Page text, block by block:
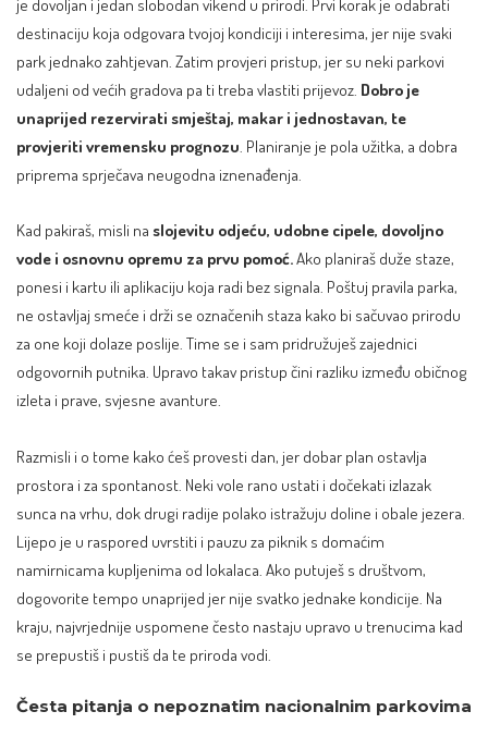
destinaciju koja odgovara tvojoj kondiciji i interesima, jer nije svaki
park jednako zahtjevan. Zatim provjeri pristup, jer su neki parkovi
udaljeni od većih gradova pa ti treba vlastiti prijevoz. Dobro je
unaprijed rezervirati smještaj, makar i jednostavan, te
provjeriti vremensku prognozu . Planiranje je pola užitka, a dobra
priprema sprječava neugodna iznenađenja.
Kad pakiraš, misli na slojevitu odjeću, udobne cipele, dovoljno
vode i osnovnu opremu za prvu pomoć.Ako planiraš duže staze,
ponesi i kartu ili aplikaciju koja radi bez signala. Poštuj pravila parka,
ne ostavljaj smeće i drži se označenih staza kako bi sačuvao prirodu
za one koji dolaze poslije. Time se i sam pridružuješ zajednici
odgovornih putnika. Upravo takav pristup čini razliku između običnog
izleta i prave, svjesne avanture.
Razmisli i o tome kako ćeš provesti dan, jer dobar plan ostavlja
prostora i za spontanost. Neki vole rano ustati i dočekati izlazak
sunca na vrhu, dok drugi radije polako istražuju doline i obale jezera.
Lijepo je u raspored uvrstiti i pauzu za piknik s domaćim
namirnicama kupljenima od lokalaca. Ako putuješ s društvom,
dogovorite tempo unaprijed jer nije svatko jednake kondicije. Na
kraju, najvrjednije uspomene često nastaju upravo u trenucima kad
se prepustiš i pustiš da te priroda vodi.
Česta pitanja o nepoznatim nacionalnim parkovima